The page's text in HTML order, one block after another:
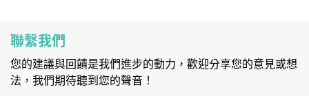
聯繫我們
您的建議與回饋是我們進步的動力，歡迎分享您的意見或想
法，我們期待聽到您的聲音！